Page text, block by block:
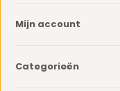
Mijn account
Categorieën